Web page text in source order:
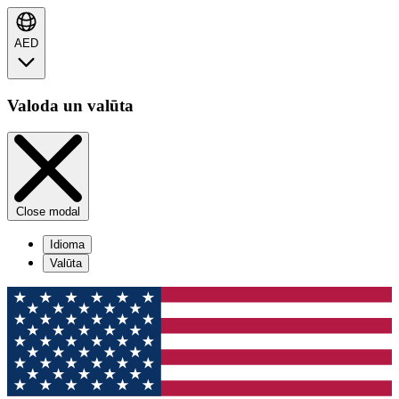
AED
Valoda un valūta
Close modal
Idioma
Valūta